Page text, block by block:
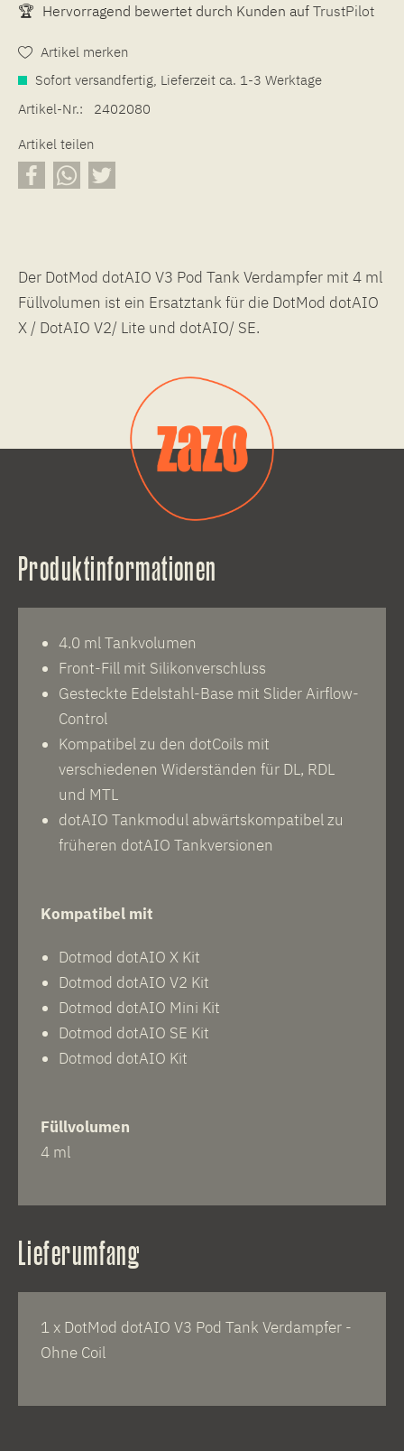
🏆 Hervorragend bewertet durch Kunden auf TrustPilot
Artikel merken
Sofort versandfertig, Lieferzeit ca. 1-3 Werktage
Artikel-Nr.:
2402080
Artikel teilen
Der DotMod dotAIO V3 Pod Tank Verdampfer mit 4 ml
Füllvolumen ist ein Ersatztank für die DotMod dotAIO
X / DotAIO V2/ Lite und dotAIO/ SE.
Produktinformationen
4.0 ml Tankvolumen
Front-Fill mit Silikonverschluss
Gesteckte Edelstahl-Base mit Slider Airflow-
Control
Kompatibel zu den dotCoils mit
verschiedenen Widerständen für DL, RDL
und MTL
dotAIO Tankmodul abwärtskompatibel zu
früheren dotAIO Tankversionen
Kompatibel mit
Dotmod dotAIO X Kit
Dotmod dotAIO V2 Kit
Dotmod dotAIO Mini Kit
Dotmod dotAIO SE Kit
Dotmod dotAIO Kit
Füllvolumen
4 ml
Lieferumfang
1 x DotMod dotAIO V3 Pod Tank Verdampfer -
Ohne Coil